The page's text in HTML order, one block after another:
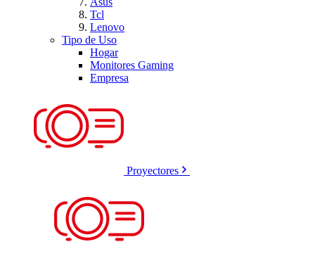
Tcl
Lenovo
Tipo de Uso
Hogar
Monitores Gaming
Empresa
Proyectores